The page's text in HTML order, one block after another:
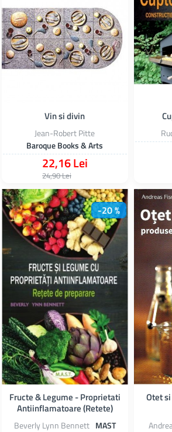
Jean-Robert Pitte
Baroque Books & Arts
Vin si divin
22,16 Lei
24,90 Lei
-20 %
Beverly Lynn Bennett MAST
Fructe & Legume - Proprietati
Antiinflamatoare (Retete)
Otet